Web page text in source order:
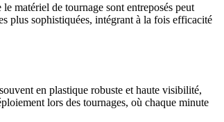
matériel de tournage sont entreposés peut
plus sophistiquées, intégrant à la fois efficacité
en plastique robuste et haute visibilité,
lors des tournages, où chaque minute